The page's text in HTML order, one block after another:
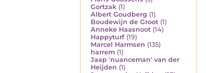
Gortzak (1)
Albert Goudberg (1)
Boudewijn de Groot (1)
Anneke Haasnoot (14)
Happyturf (19)
Marcel Harmsen (135)
harrem (1)
Jaap 'nuanceman' van der
Heijden (1)